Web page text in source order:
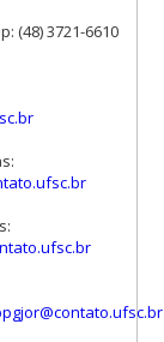
(48) 3721-6610